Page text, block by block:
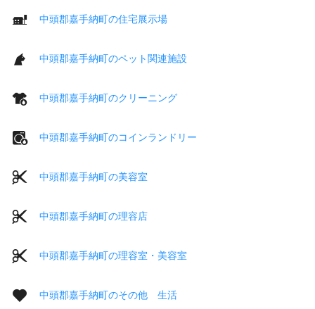
中頭郡嘉手納町の住宅展示場
中頭郡嘉手納町のペット関連施設
中頭郡嘉手納町のクリーニング
中頭郡嘉手納町のコインランドリー
中頭郡嘉手納町の美容室
中頭郡嘉手納町の理容店
中頭郡嘉手納町の理容室・美容室
中頭郡嘉手納町のその他 生活